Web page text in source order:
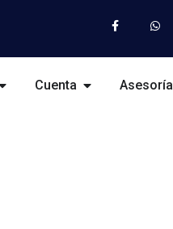
Cuenta Asesoría